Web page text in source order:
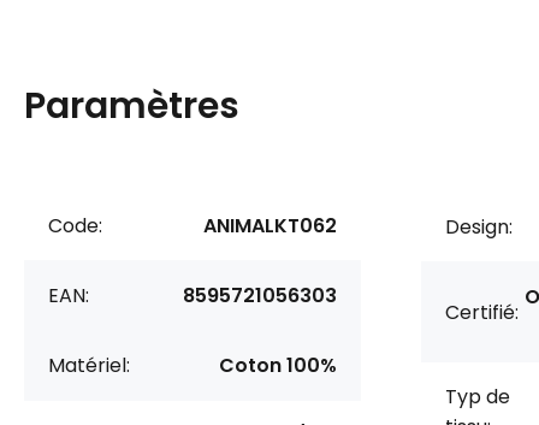
Paramètres
Code: ANIMALKT062
EAN: 8595721056303
Matériel: Coton 100%
Design:
Certifié:
Typ de